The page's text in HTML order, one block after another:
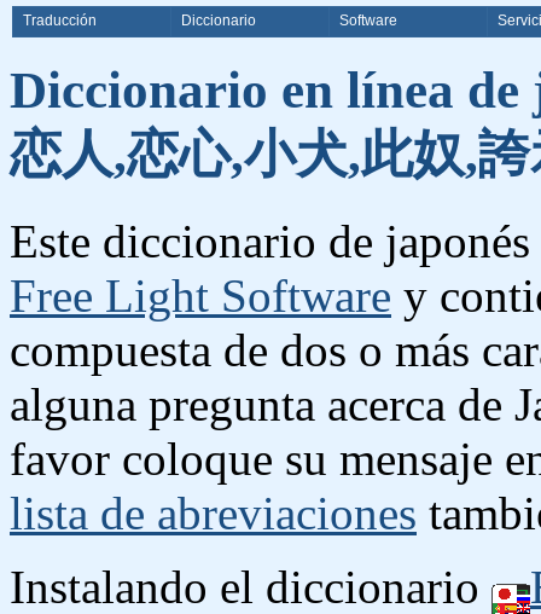
Traducción Diccionario Software
Diccionario en línea
恋人,恋心,小犬,此奴,
Este diccionario de
Free Light Software y
compuesta de dos o más
alguna pregunta acerca de
favor coloque su mensaje
lista de abreviaciones
Instalando el diccionario